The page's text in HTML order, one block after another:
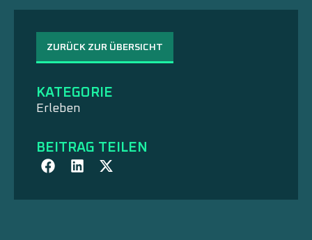
ZURÜCK ZUR ÜBERSICHT
KATEGORIE
Erleben
BEITRAG TEILEN